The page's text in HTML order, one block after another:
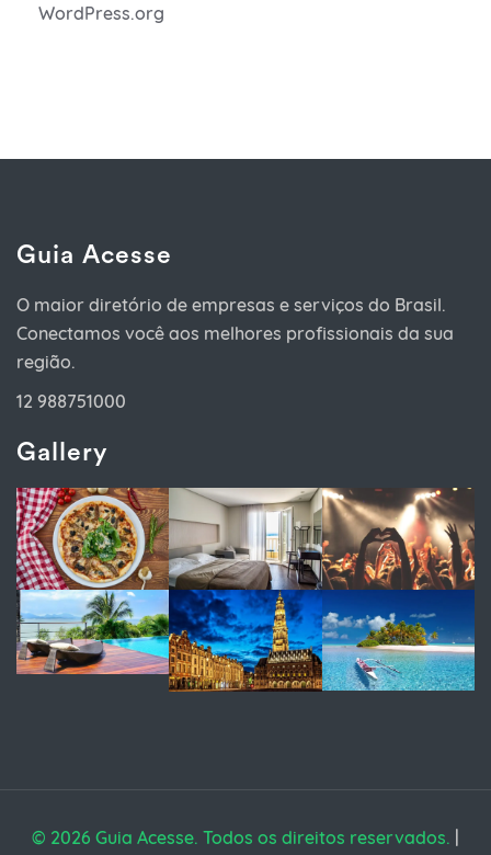
WordPress.org
Guia Acesse
O maior diretório de empresas e serviços do Brasil.
Conectamos você aos melhores profissionais da sua
região.
12 988751000
Gallery
© 2026 Guia Acesse. Todos os direitos reservados. |